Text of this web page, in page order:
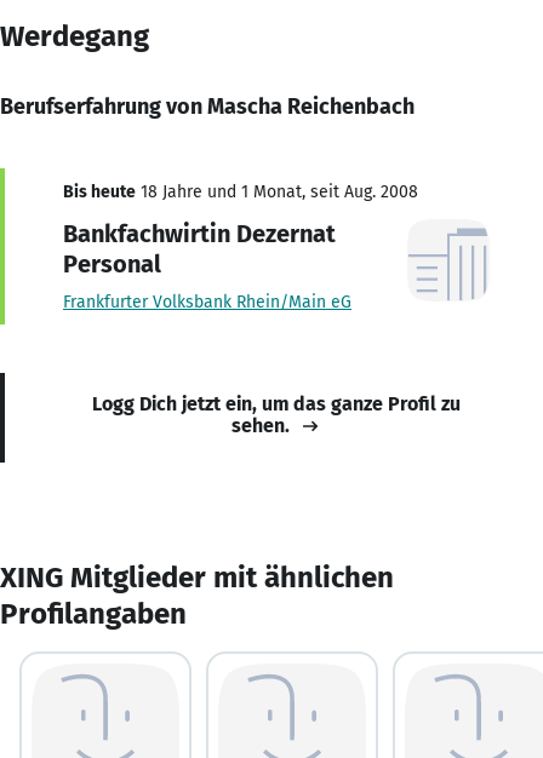
Werdegang
Berufserfahrung von Mascha Reichenbach
Bis heute 18 Jahre und 1 Monat, seit Aug. 2008
Bankfachwirtin Dezernat
Personal
Frankfurter Volksbank Rhein/Main eG
Logg Dich jetzt ein, um das ganze Profil zu
sehen.
XING Mitglieder mit ähnlichen
Profilangaben